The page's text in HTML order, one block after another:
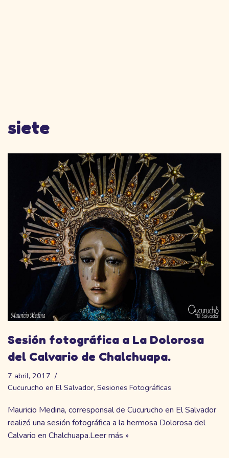
siete
Sesión fotográfica a La Dolorosa
del Calvario de Chalchuapa.
7 abril, 2017
Cucurucho en El Salvador, Sesiones Fotográficas
Mauricio Medina, corresponsal de Cucurucho en El Salvador
realizó una sesión fotográfica a la hermosa Dolorosa del
Calvario en Chalchuapa.Leer más »